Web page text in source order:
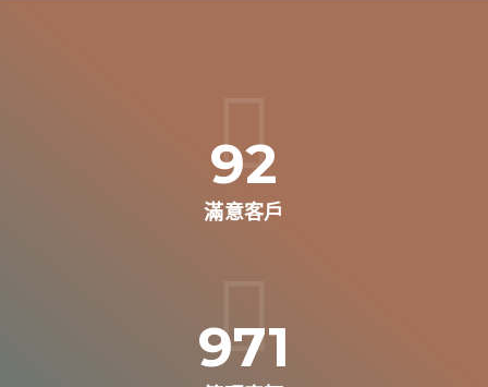
128
滿意客戶
1287